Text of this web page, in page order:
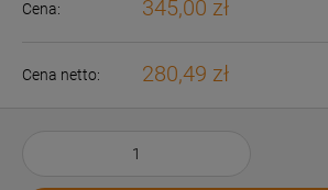
Cena: 345,00 zł
Cena netto: 280,49 zł